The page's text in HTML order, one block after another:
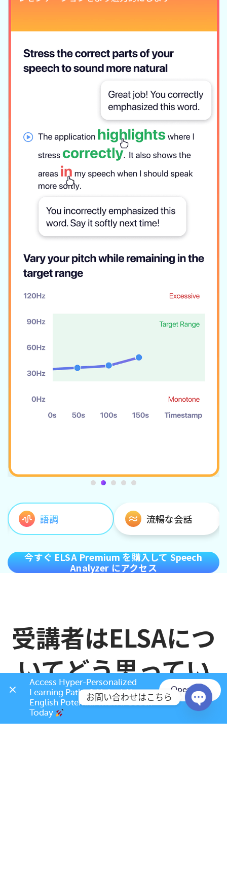
語調 流暢な会話
今すぐ ELSA Premium を購入して Speech
Analyzer にアクセス
受講者はELSAにつ
いてどう思ってい
るのでしょうか？
お問い合わせはこちら
Access Hyper-Personalized
Learning Paths & Unlock Your
English Potential with AI Coach
Today
Open App